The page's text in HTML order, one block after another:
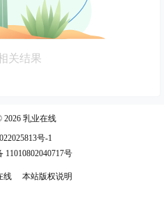
关结果
2026 乳业在线
号-1
11010802040717号
线 本站版权说明